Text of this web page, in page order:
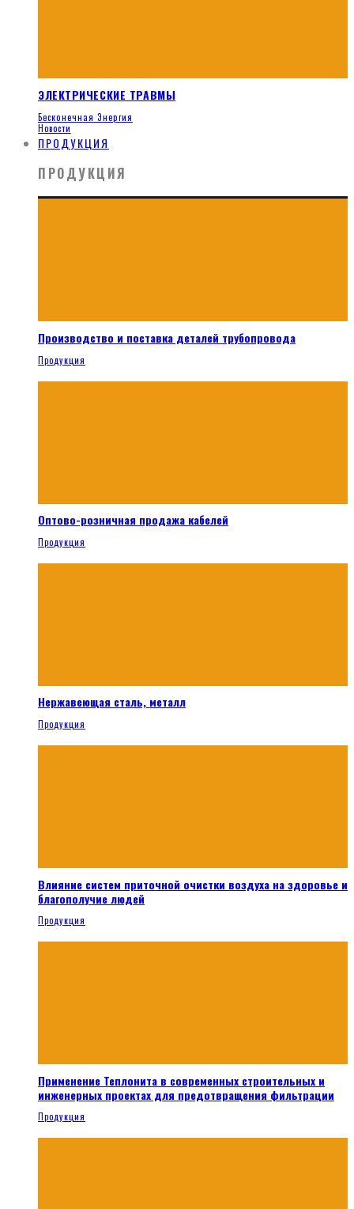
ЭЛЕКТРИЧЕСКИЕ ТРАВМЫ
Бесконечная Энергия
Новости
ПРОДУКЦИЯ
ПРОДУКЦИЯ
Производство и поставка деталей трубопровода
Продукция
Оптово-розничная продажа кабелей
Продукция
Нержавеющая сталь, металл
Продукция
Влияние систем приточной очистки воздуха на здоровье и
благополучие людей
Продукция
Применение Теплонита в современных строительных и
инженерных проектах для предотвращения фильтрации
Продукция